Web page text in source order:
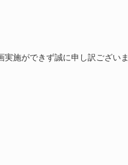
施ができず誠に申し訳ございま